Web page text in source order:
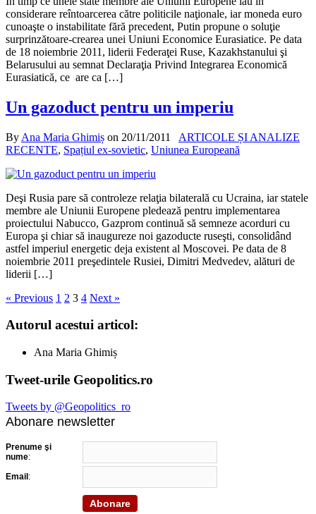
considerare reîntoarcerea către politicile naţionale, iar moneda euro
cunoaşte o instabilitate fără precedent, Putin propune o soluţie
surprinzătoare-crearea unei Uniuni Economice Eurasiatice. Pe data
de 18 noiembrie 2011, liderii Federaţei Ruse, Kazakhstanului şi
Belarusului au semnat Declaraţia Privind Integrarea Economică
Eurasiatică, ce are ca […]
Un gazoduct pentru un imperiu
By Ana Maria Ghimiș on 20/11/2011
ARTICOLE ȘI ANALIZE
RECENTE, Spațiul ex-sovietic, Uniunea Europeană
Deşi Rusia pare să controleze relaţia bilaterală cu Ucraina, iar statele
membre ale Uniunii Europene pledează pentru implementarea
proiectului Nabucco, Gazprom continuă să semneze acorduri cu
Europa şi chiar să inaugureze noi gazoducte ruseşti, consolidând
astfel imperiul energetic deja existent al Moscovei. Pe data de 8
noiembrie 2011 preşedintele Rusiei, Dimitri Medvedev, alături de
liderii […]
« Previous 1 2 3 4 Next »
Autorul acestui articol:
Ana Maria Ghimiș
Tweet-urile Geopolitics.ro
Tweets by @Geopolitics_ro
Abonare newsletter
Prenume şi
nume:
Email :